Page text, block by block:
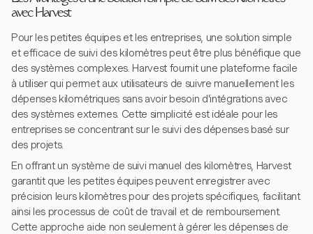
avec Harvest
Pour les petites équipes et les entreprises, une solution simple
et efficace de suivi des kilomètres peut être plus bénéfique que
des systèmes complexes. Harvest fournit une plateforme facile
à utiliser qui permet aux utilisateurs de suivre manuellement les
dépenses kilométriques sans avoir besoin d'intégrations avec
des systèmes externes. Cette simplicité est idéale pour les
entreprises se concentrant sur le suivi des dépenses basé sur
des projets.
En offrant un système de suivi manuel des kilomètres, Harvest
garantit que les petites équipes peuvent enregistrer avec
précision leurs kilomètres pour des projets spécifiques, facilitant
ainsi les processus de coût de travail et de remboursement.
Cette approche aide non seulement à gérer les dépenses de